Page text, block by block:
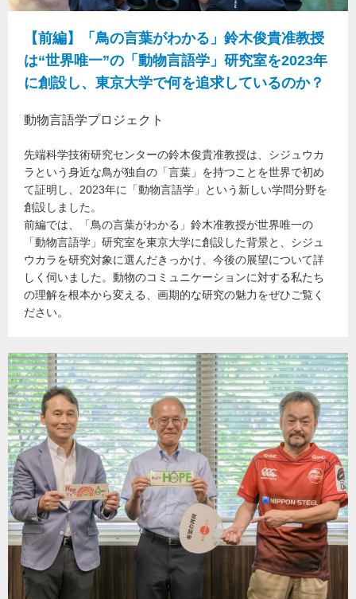
【前編】「鳥の言葉がわかる」鈴木俊貴准教授
は“世界唯一”の「動物言語学」研究室を2023年
に創設し、東京大学で何を追求しているのか？
動物言語学プロジェクト
先端科学技術研究センターの鈴木俊貴准教授は、シジュウカ
ラという身近な鳥が独自の「言葉」を持つことを世界で初め
て証明し、2023年に「動物言語学」という新しい学問分野を
創設しました。
前編では、「鳥の言葉がわかる」鈴木准教授が世界唯一の
「動物言語学」研究室を東京大学に創設した背景と、シジュ
ウカラを研究対象に選んだきっかけ、今後の展望について詳
しく伺いました。動物のコミュニケーションに対する私たち
の理解を根本から変える、画期的な研究の魅力をぜひご覧く
ださい。